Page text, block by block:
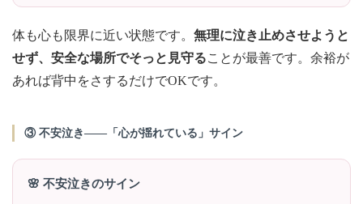
体も心も限界に近い状態です。 無理に泣き止めさせようと
せず、安全な場所でそっと見守ることが最善です。余裕が
あれば背中をさするだけでOKです。
③ 不安泣き——「心が揺れている」サイン
🌸 不安泣きのサイン